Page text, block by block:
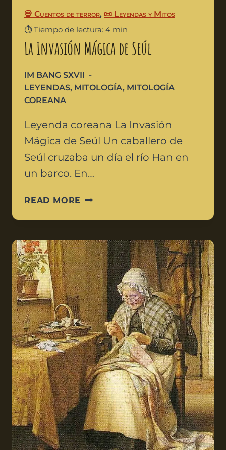
💀 Cuentos de terror, 📜 Leyendas y Mitos
⏱️ Tiempo de lectura: 4 min
La Invasión Mágica de Seúl
IM BANG SXVII
LEYENDAS, MITOLOGÍA, MITOLOGÍA
COREANA
Leyenda coreana La Invasión
Mágica de Seúl Un caballero de
Seúl cruzaba un día el río Han en
un barco. En…
READ MORE